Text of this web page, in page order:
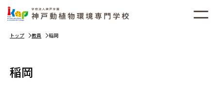
トップ 教員 稲岡
稲岡